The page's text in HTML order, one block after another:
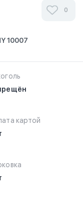
0
10007
картой